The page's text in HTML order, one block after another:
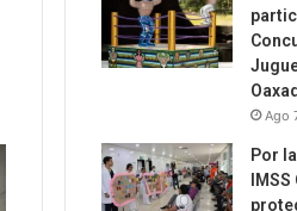
Ago
Por